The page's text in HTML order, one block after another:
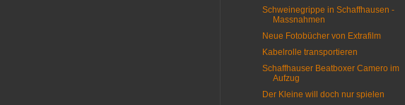
Schweinegrippe in Schaffhausen -
Massnahmen
Neue Fotobücher von Extrafilm
Kabelrolle transportieren
Schaffhauser Beatboxer Camero im
Aufzug
Der Kleine will doch nur spielen